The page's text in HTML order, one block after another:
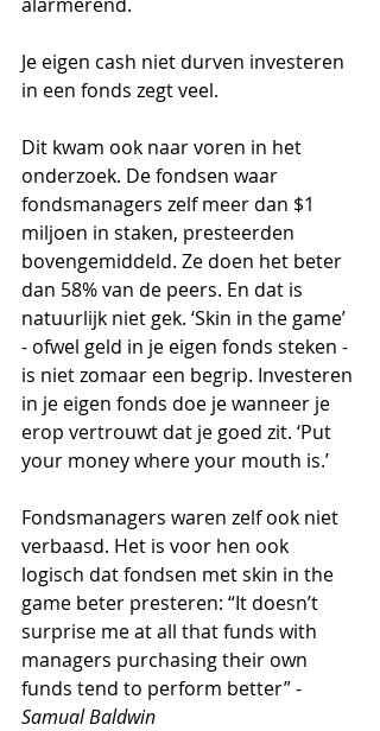
Je eigen cash niet durven investeren
in een fonds zegt veel.
Dit kwam ook naar voren in het
onderzoek. De fondsen waar
fondsmanagers zelf meer dan $1
miljoen in staken, presteerden
bovengemiddeld. Ze doen het beter
dan 58% van de peers. En dat is
natuurlijk niet gek. ‘Skin in the game’
- ofwel geld in je eigen fonds steken -
is niet zomaar een begrip. Investeren
in je eigen fonds doe je wanneer je
erop vertrouwt dat je goed zit. ‘Put
your money where your mouth is.’
Fondsmanagers waren zelf ook niet
verbaasd. Het is voor hen ook
logisch dat fondsen met skin in the
game beter presteren: “It doesn’t
surprise me at all that funds with
managers purchasing their own
funds tend to perform better” -
Samual Baldwin